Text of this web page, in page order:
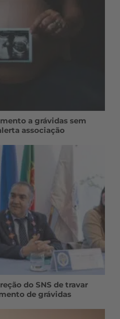
a grávidas sem
associação
do SNS de travar
de grávidas